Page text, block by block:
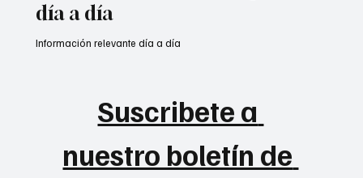
día a día
Suscribete a
nuestro boletín de
Información relevante día a día